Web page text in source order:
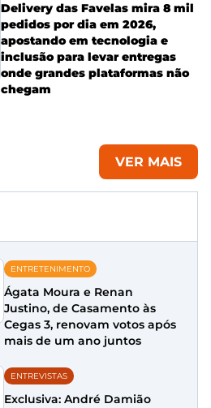
Delivery das Favelas mira 8 mil
pedidos por dia em 2026,
apostando em tecnologia e
inclusão para levar entregas
onde grandes plataformas não
chegam
VER MAIS
ENTRETENIMENTO
Ágata Moura e Renan
Justino, de Casamento às
Cegas 3, renovam votos após
mais de um ano juntos
ENTREVISTAS
Exclusiva: André Damião